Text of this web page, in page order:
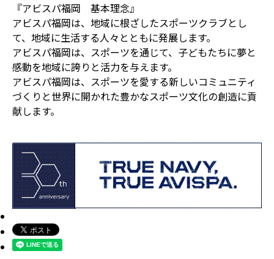
『アビスパ福岡 基本理念』
アビスパ福岡は、地域に根ざしたスポーツクラブとし
て、地域に生活する人々とともに発展します。
アビスパ福岡は、スポーツを通じて、子どもたちに夢と
感動を地域に誇りと活力を与えます。
アビスパ福岡は、スポーツを愛する新しいコミュニティ
づくりと世界に開かれた豊かなスポーツ文化の創造に貢
献します。